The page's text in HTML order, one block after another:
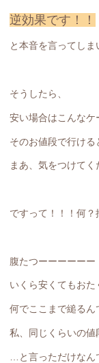
逆効果です！！
と本音を言ってしま
そうしたら、
安い場合はこんなケ
そのお値段で行ける
まあ、気をつけてく
ですって！！！何
腹たつーーーーーー
いくら安くてもおた
何でここまで縋るん
私、同じくらいの値
…と言っただけなん